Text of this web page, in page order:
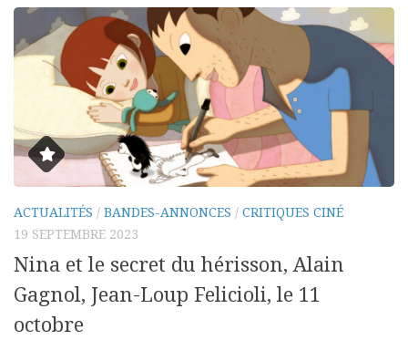
ACTUALITÉS / BANDES-ANNONCES / CRITIQUES CINÉ
19 SEPTEMBRE 2023
Nina et le secret du hérisson, Alain
Gagnol, Jean-Loup Felicioli, le 11
octobre